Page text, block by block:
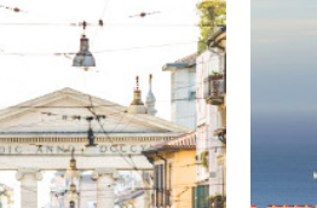
RAD
RALPH LAUREN
RED BULL
REEBOK
REPOSSI
RMC SPORT
ROCHAS
RTL2